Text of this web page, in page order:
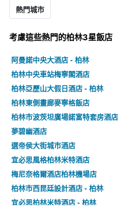
熱門城市
考慮這些熱門的柏林3星​飯店
阿曼諾中央大酒店 - 柏林
柏林中央車站梅寧閣酒店
柏林亞歷山大假日酒店 - 柏林
柏林東側畫廊麥寧格飯店
柏林市波茨坦廣場諾富特套房酒店
夢碧幽酒店
選帝侯大街城市酒店
宜必思風格柏林米特酒店
梅尼奈格爾酒店柏林機場店
柏林市西昆廷設計酒店 - 柏林
宜必思柏林米特酒店 - 柏林